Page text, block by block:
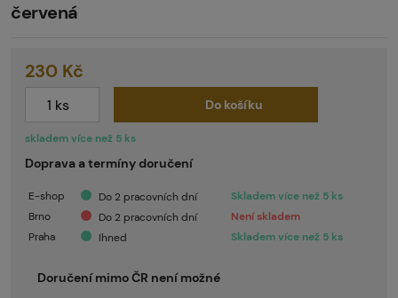
Pyrotechnika GRINDS
červená
skladem více než 5 ks
230 Kč
Do košíku
Doprava a termíny doručení
E-shop Do 2 pracovních dní
Skladem více než 5 ks
Brno
Do 2 pracovních dní
Není skladem
Praha
Ihned Skladem více než 5 ks
Doručení mimo ČR není možné